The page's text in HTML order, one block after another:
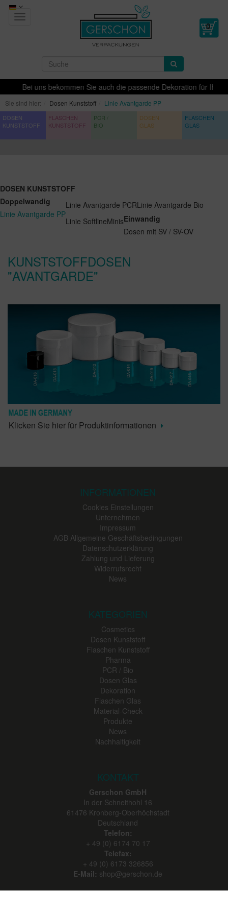
Toggle
Bei uns bekommen Sie auch die passende Dekoration für Ihre
Sie sind hier: Dosen Kunststoff Linie Avantgarde PP
DOSEN
KUNSTSTOFF
FLASCHEN
KUNSTSTOFF
PCR /
BIO
DOSEN
GLAS
FLASCHEN
GLAS
DOSEN KUNSTSTOFF
Doppelwandig
Linie Avantgarde PP
Linie Avantgarde PCRLinie Avantgarde Bio
Linie SoftlineMinisEinwandig
Dosen mit SV / SV-OV
KUNSTSTOFFDOSEN
"AVANTGARDE"
Klicken Sie hier für Produktinformationen
INFORMATIONEN
Cookies Einstellungen
Unternehmen
Impressum
AGB Allgemeine Geschäftsbedingungen
Datenschutzerklärung
Zahlung und Lieferung
Widerrufsrecht
News
KATEGORIEN
Cosmetics
Dosen Kunststoff
Flaschen Kunststoff
Pharma
PCR / Bio
Dosen Glas
Dekoration
Flaschen Glas
Material-Check
Produkte
News
Nachhaltigkeit
KONTAKT
Gerschon GmbH
In der Schneithohl 16
61476 Kronberg-Oberhöchstadt
Deutschland
Telefon:
+ 49 (0) 6174 70 17
Telefax:
+ 49 (0) 6173 326856
E-Mail: shop@gerschon.de